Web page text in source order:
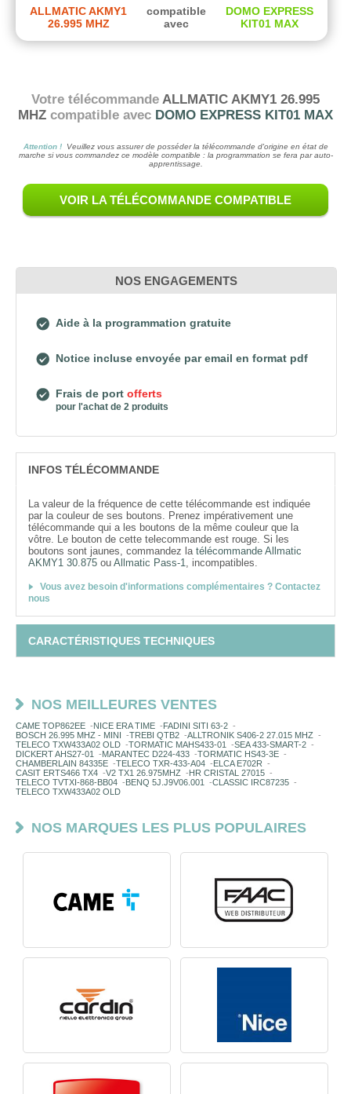
ALLMATIC AKMY1
26.995 MHZ
compatible
avec
DOMO EXPRESS
KIT01 MAX
Votre télécommande ALLMATIC AKMY1 26.995
MHZ compatible avec DOMO EXPRESS KIT01 MAX
Attention !Veuillez vous assurer de posséder la télécommande d'origine en état de
marche si vous commandez ce modèle compatible : la programmation se fera par auto-
apprentissage.
VOIR LA TÉLÉCOMMANDE COMPATIBLE
NOS ENGAGEMENTS
Aide à la programmation gratuite
Notice incluse envoyée par email en format pdf
Frais de port offerts
pour l'achat de 2 produits
INFOS TÉLÉCOMMANDE
La valeur de la fréquence de cette télécommande est indiquée
par la couleur de ses boutons. Prenez impérativement une
télécommande qui a les boutons de la même couleur que la
vôtre. Le bouton de cette telecommande est rouge. Si les
boutons sont jaunes, commandez la télécommande Allmatic
AKMY1 30.875 ou Allmatic Pass-1, incompatibles.
Vous avez besoin d'informations complémentaires ? Contactez
nous
CARACTÉRISTIQUES TECHNIQUES
NOS MEILLEURES VENTES
CAME TOP862EE -NICE ERA TIME -FADINI SITI 63-2 -
BOSCH 26.995 MHZ - MINI -TREBI QTB2 -ALLTRONIK S406-2 27.015 MHZ -
TELECO TXW433A02 OLD -TORMATIC MAHS433-01 -SEA 433-SMART-2 -
DICKERT AHS27-01
-MARANTEC D224-433 -TORMATIC HS43-3E -
CHAMBERLAIN 84335E -TELECO TXR-433-A04 -ELCA E702R -
CASIT ERTS466 TX4 -V2 TX1 26.975MHZ -HR CRISTAL 27015 -
TELECO TVTXI-868-BB04 -BENQ 5J.J9V06.001 -CLASSIC IRC87235 -
TELECO TXW433A02 OLD
NOS MARQUES LES PLUS POPULAIRES